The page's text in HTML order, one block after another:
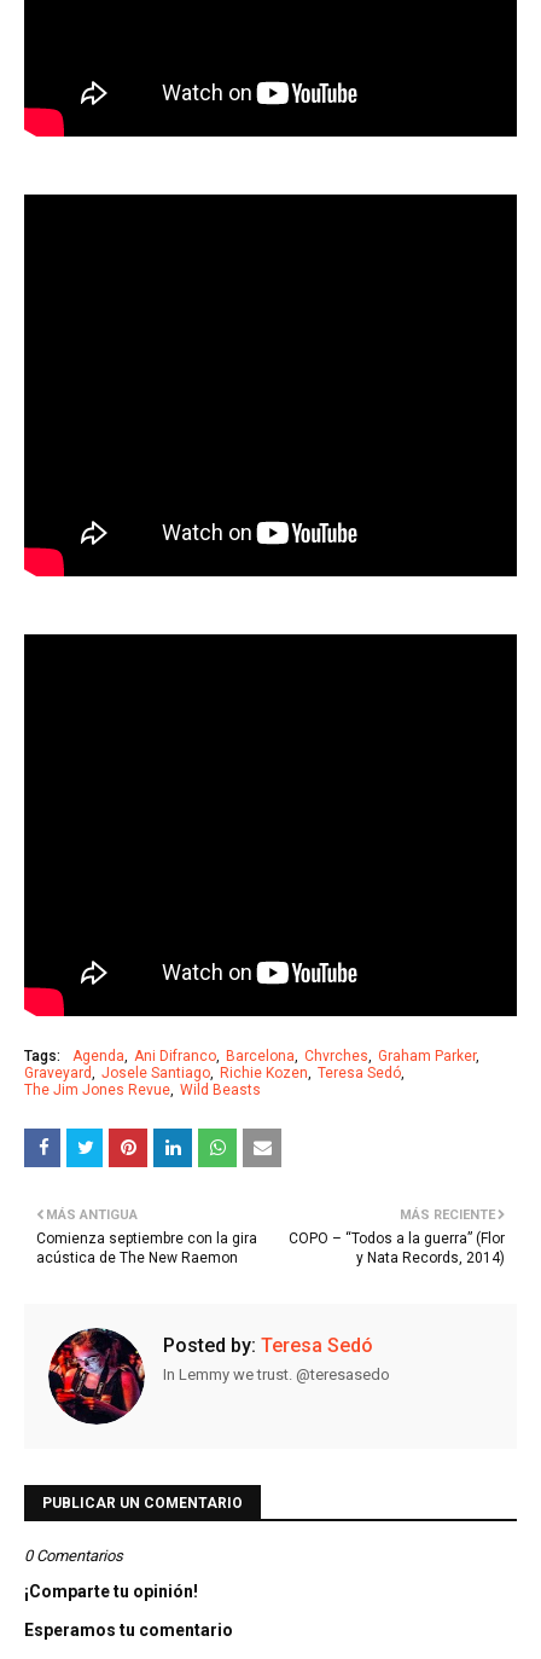
Tags: Agenda Ani Difranco Barcelona Chvrches
Graham Parker
Graveyard
Josele Santiago Richie Kozen
Teresa Sedó
The Jim Jones Revue Wild Beasts
MÁS RECIENTE
COPO – “Todos a la guerra” (Flor
y Nata Records, 2014)
MÁS ANTIGUA
Comienza septiembre con la gira
acústica de The New Raemon
Posted by: Teresa Sedó
In Lemmy we trust. @teresasedo
PUBLICAR UN COMENTARIO
0 Comentarios
¡Comparte tu opinión!
Esperamos tu comentario